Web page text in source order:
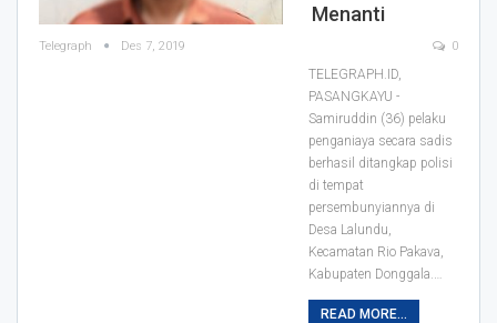
Menanti
Telegraph Des 7, 2019 0
TELEGRAPH.ID,
PASANGKAYU -
Samiruddin (36) pelaku
penganiaya secara sadis
berhasil ditangkap polisi
di tempat
persembunyiannya di
Desa Lalundu,
Kecamatan Rio Pakava,
Kabupaten Donggala.…
READ MORE...